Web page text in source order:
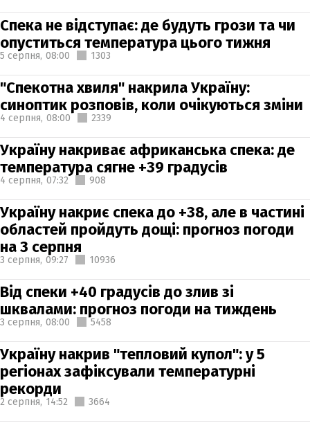
Спека не відступає: де будуть грози та чи
опуститься температура цього тижня
5 серпня, 08:00 1303
"Спекотна хвиля" накрила Україну:
синоптик розповів, коли очікуються зміни
4 серпня, 08:00 2339
Україну накриває африканська спека: де
температура сягне +39 градусів
4 серпня, 07:32 908
Україну накриє спека до +38, але в частині
областей пройдуть дощі: прогноз погоди
на 3 серпня
3 серпня, 09:27 10936
Від спеки +40 градусів до злив зі
шквалами: прогноз погоди на тиждень
3 серпня, 08:00 5458
Україну накрив "тепловий купол": у 5
регіонах зафіксували температурні
рекорди
2 серпня, 14:52 3664